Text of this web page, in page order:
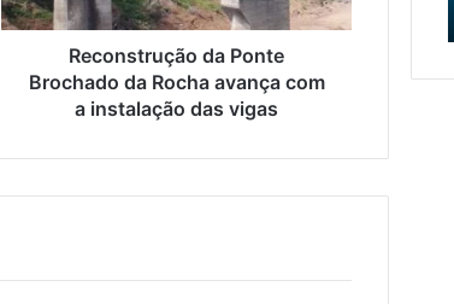
a
instalaçãoReconstrução da Ponte
Brochado da Rocha avança com
a instalação das vigas
alinhamento
equipes
das equipes